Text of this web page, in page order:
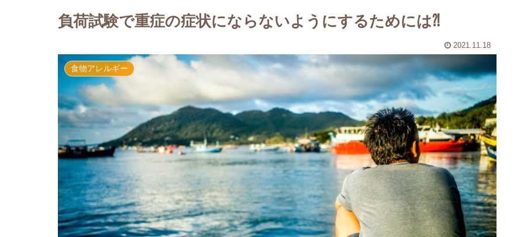
負荷試験で重症の症状にならないようにするためには⁈
2021.11.18
食物アレルギー